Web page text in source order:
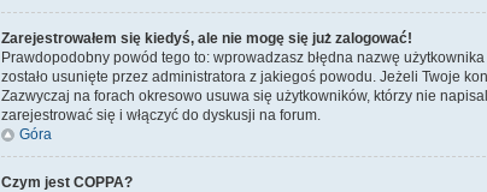
Zarejestrowałem się kiedyś, ale nie mogę się już zalogować!
Prawdopodobny powód tego to: wprowadzasz błędna nazwę
zostało usunięte przez administratora z jakiegoś powodu. Jeżeli Twoje
Zazwyczaj na forach okresowo usuwa się użytkowników, którzy nie
zarejestrować się i włączyć do dyskusji na forum.
Góra
Czym jest COPPA?